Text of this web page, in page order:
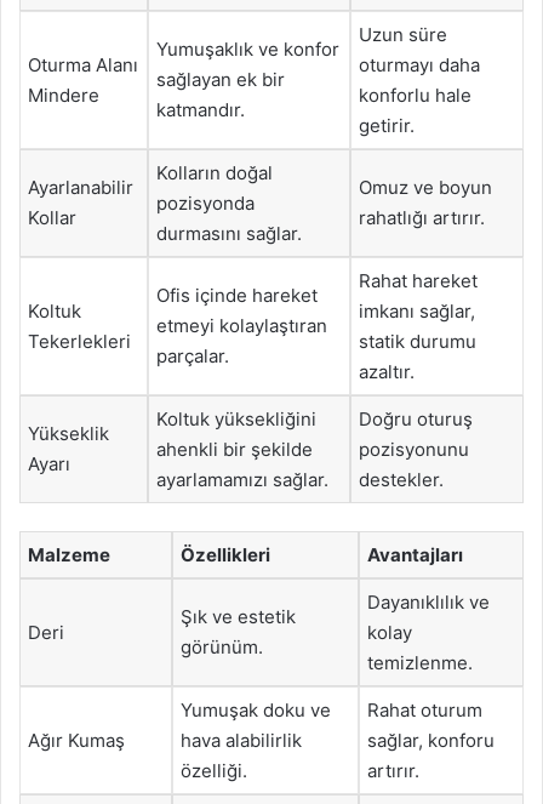
Oturma Alanı
Mindere
Yumuşaklık ve konfor
sağlayan ek bir
katmandır.
Uzun süre
oturmayı daha
konforlu hale
getirir.
Ayarlanabilir
Kollar
Kolların doğal
pozisyonda
durmasını sağlar.
Omuz ve boyun
rahatlığı artırır.
Koltuk
Tekerlekleri
Ofis içinde hareket
etmeyi kolaylaştıran
parçalar.
Rahat hareket
imkanı sağlar,
statik durumu
azaltır.
Yükseklik
Ayarı
Koltuk yüksekliğini
ahenkli bir şekilde
ayarlamamızı sağlar.
Doğru oturuş
pozisyonunu
destekler.
Malzeme Özellikleri Avantajları
Deri
Şık ve estetik
görünüm.
Dayanıklılık ve
kolay
temizlenme.
Ağır Kumaş
Yumuşak doku ve
hava alabilirlik
özelliği.
Rahat oturum
sağlar, konforu
artırır.